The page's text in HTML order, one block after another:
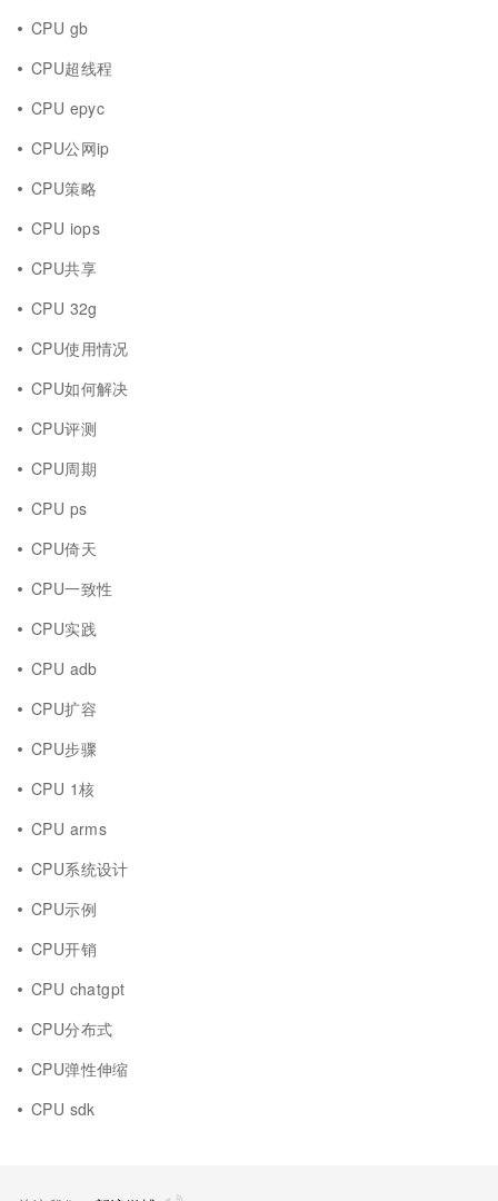
CPU gb
CPU超线程
CPU epyc
CPU公网ip
CPU策略
CPU iops
CPU共享
CPU 32g
CPU使用情况
CPU如何解决
CPU评测
CPU周期
CPU ps
CPU倚天
CPU一致性
CPU实践
CPU adb
CPU扩容
CPU步骤
CPU 1核
CPU arms
CPU系统设计
CPU示例
CPU开销
CPU chatgpt
CPU分布式
CPU弹性伸缩
CPU sdk